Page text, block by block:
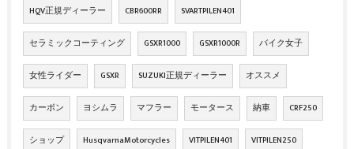
HQV正規ディーラー CBR600RR SVARTPILEN401
セラミックコーティング GSXR1000 GSXR1000R バイク女子
女性ライダー GSXR SUZUKI正規ディーラー オススメ
カーボン ヨシムラ マフラー モータース 納車 CRF250
ショップ HusqvarnaMotorcycles VITPILEN401 VITPILEN250